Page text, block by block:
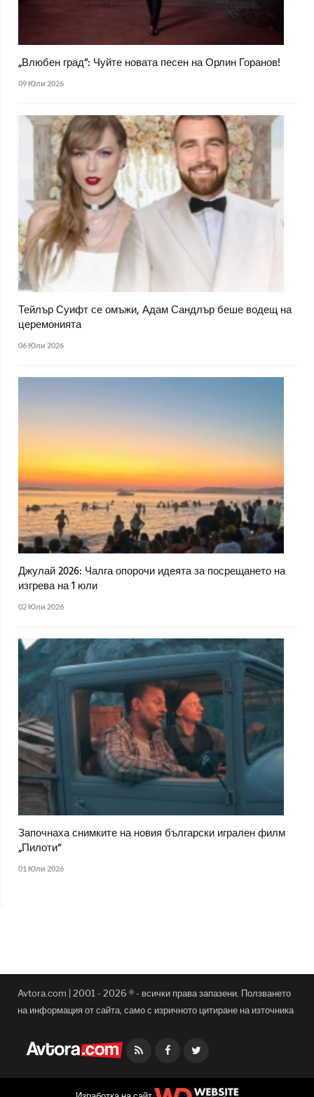
„Влюбен град“: Чуйте новата песен на Орлин Горанов!
09 Юли 2026
Тейлър Суифт се омъжи, Адам Сандлър беше водещ на
церемонията
06 Юли 2026
Джулай 2026: Чалга опорочи идеята за посрещането на
изгрева на 1 юли
02 Юли 2026
Започнаха снимките на новия български игрален филм
„Пилоти“
01 Юли 2026
Avtora.com | 2001 - 2026 ® - всички права запазени. Ползването
на информация от сайта, само с изричното цитиране на източника
Facebook